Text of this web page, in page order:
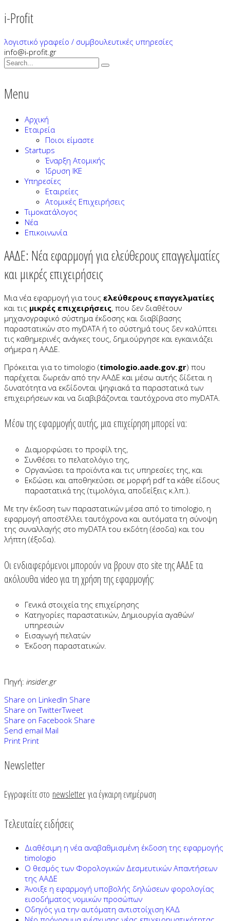
i-Profit
λογιστικό γραφείο / συμβουλευτικές υπηρεσίες
info@i-profit.gr
Menu
Αρχική
Εταιρεία
Ποιοι είμαστε
Startups
Έναρξη Ατομικής
Ίδρυση ΙΚΕ
Υπηρεσίες
Εταιρείες
Ατομικές Επιχειρήσεις
Τιμοκατάλογος
Νέα
Επικοινωνία
ΑΑΔΕ: Νέα εφαρμογή για ελεύθερους επαγγελματίες
και μικρές επιχειρήσεις
Μια νέα εφαρμογή για τους ελεύθερους επαγγελματίες
και τις μικρές επιχειρήσεις, που δεν διαθέτουν
μηχανογραφικό σύστημα έκδοσης και διαβίβασης
παραστατικών στο myDATA ή το σύστημά τους δεν καλύπτει
τις καθημερινές ανάγκες τους, δημιούργησε και εγκαινιάζει
σήμερα η ΑΑΔΕ.
Πρόκειται για το timologio (timologio.aade.gov.gr) που
παρέχεται δωρεάν από την ΑΑΔΕ και μέσω αυτής δίδεται η
δυνατότητα να εκδίδονται ψηφιακά τα παραστατικά των
επιχειρήσεων και να διαβιβάζονται ταυτόχρονα στο myDATA.
Μέσω της εφαρμογής αυτής, μια επιχείρηση μπορεί να:
Διαμορφώσει το προφίλ της,
Συνθέσει το πελατολόγιο της,
Οργανώσει τα προϊόντα και τις υπηρεσίες της, και
Εκδώσει και αποθηκεύσει σε μορφή pdf τα κάθε είδους
παραστατικά της (τιμολόγια, αποδείξεις κ.λπ.).
Με την έκδοση των παραστατικών μέσα από το timologio, η
εφαρμογή αποστέλλει ταυτόχρονα και αυτόματα τη σύνοψη
της συναλλαγής στο myDATA του εκδότη (έσοδα) και του
λήπτη (έξοδα).
Οι ενδιαφερόμενοι μπορούν να βρουν στο site της ΑΑΔΕ τα
ακόλουθα video για τη χρήση της εφαρμογής:
Γενικά στοιχεία της επιχείρησης
Κατηγορίες παραστατικών, Δημιουργία αγαθών/
υπηρεσιών
Εισαγωγή πελατών
Έκδοση παραστατικών.
Πηγή: insider.gr
Share on LinkedIn Share
Share on TwitterTweet
Share on Facebook Share
Send email Mail
Print Print
Newsletter
Εγγραφείτε στο newsletter για έγκαιρη ενημέρωση
Τελευταίες ειδήσεις
Διαθέσιμη η νέα αναβαθμισμένη έκδοση της εφαρμογής
timologio
Ο θεσμός των Φορολογικών Δεσμευτικών Απαντήσεων
της ΑΑΔΕ
Άνοιξε η εφαρμογή υποβολής δηλώσεων φορολογίας
εισοδήματος νομικών προσώπων
Οδηγός για την αυτόματη αντιστοίχιση ΚΑΔ